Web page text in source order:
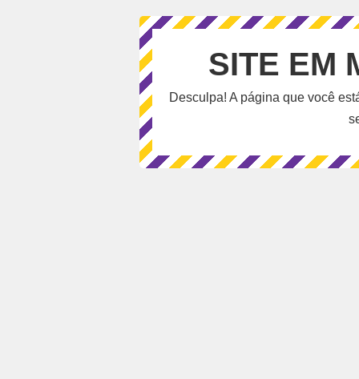
SITE EM
Desculpa! A página que você